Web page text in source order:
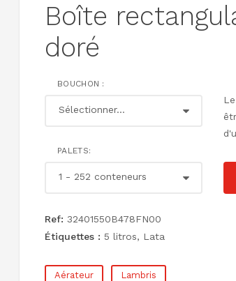
Boîte
doré
BOUCHON :
PALETS:
Ref: 32401550B478FN00
Étiquettes : 5 litros, Lata
Aérateur Lambris